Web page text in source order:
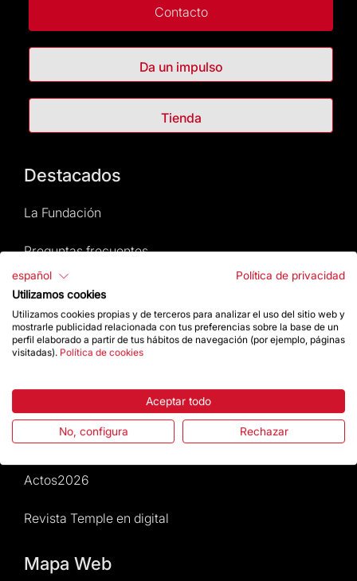
Contacto
Da un impulso
Tienda
Destacados
La Fundación
Preguntas frecuentes
Atención al Visitante
Normativa y condiciones de compra
Da un impulso
Actos2026
Revista Temple en digital
Mapa Web
español
Política de privacidad
Utilizamos cookies
Utilizamos cookies propias y de terceros para analizar el uso del sitio web y
mostrarle publicidad relacionada con tus preferencias sobre la base de un
perfil elaborado a partir de tus hábitos de navegación (por ejemplo, páginas
visitadas). Política de cookies
Aceptar todo
No, configura Rechazar